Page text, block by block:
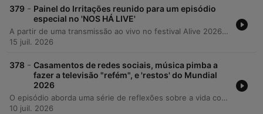
379 - Painel do Irritações reunido para um episódio
especial no 'NOS HÁ LIVE'
A partir de uma transmissão ao vivo no festival Alive 2026, o episódio explora a evolução dos festivais de música, contrastando o legado do Woodstock com a estética atual influenciada pelas redes sociais e pelo Coachella. A discussão aborda as dificuldades logísticas e de higiene enfrentadas pelos frequentadores, como o uso de copos reutilizáveis, pulseiras de acesso e a infraestrutura sanitária. O debate reflete ainda sobre a transformação dos festivais em passadeiras de moda, onde o visual e os 'outfits' muitas vezes sobrepõem-se à própria experiência musical.
15 juil. 2026
378 - Casamentos de redes sociais, música pimba a
fazer a televisão "refém", e 'restos' do Mundial
2026
O episódio aborda uma série de reflexões sobre a vida contemporânea, começando pela rotina profissional da advocacia e o dever de sigilo. A conversa explora a transformação de momentos íntimos, como casamentos, em espetáculos de conteúdo para redes sociais, criticando tendências como o 'trash the dress' e o excesso de marketing digital. A discussão avança para temas socioeconómicos, debatendo a percepção de custo de vida e o poder de compra, além de críticas ao domínio da música pimba na televisão e ao uso de vox pop no jornalismo. O episódio encerra com relatos de incidentes pessoais e reflexões sobre polémicas de corrupção e racismo observadas durante o Mundial de futebol.
10 juil. 2026